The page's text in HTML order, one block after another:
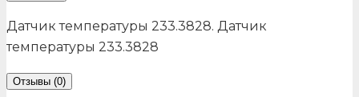
Датчик температуры 233.3828. Датчик
температуры 233.3828
Отзывы (0)